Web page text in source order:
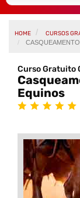
HOME CURSOS
Curso Gratuito
Equinos